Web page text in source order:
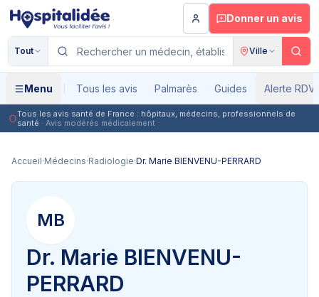
Aller au contenu principal
Donner un avis
Tout Ville
Menu Tous les avis Palmarès Guides Alerte RDV
Tous les avis santé de France : hôpitaux, médecins, professionnels de
santé · Avis modérés médicalement
Accueil·Médecins·Radiologie·Dr. Marie BIENVENU-PERRARD
MB
Dr. Marie BIENVENU-
PERRARD